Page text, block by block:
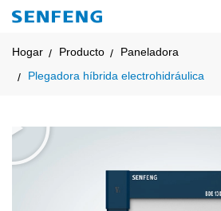
Hogar Producto
Paneladora
Plegadora híbrida electrohidráulica